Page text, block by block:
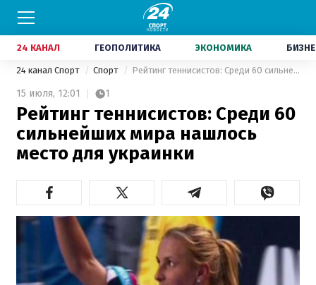
24 КАНАЛ ГЕОПОЛИТИКА ЭКОНОМИКА
24 канал Спорт Спорт Рейтинг теннисистов: Среди 60 сильнейших мира нашлось место для украинки
15 июля, 12:01 1
Рейтинг теннисистов: Среди 60
сильнейших мира нашлось
место для украинки